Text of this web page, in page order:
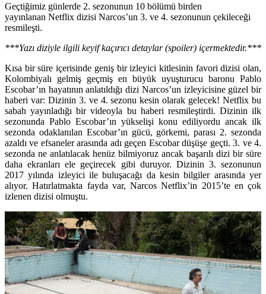
Geçtiğimiz günlerde 2. sezonunun 10 bölümü birden
yayınlanan Netflix dizisi Narcos’un 3. ve 4. sezonunun çekileceği
resmileşti.
***Yazı diziyle ilgili keyif kaçırıcı detaylar (spoiler) içermektedir.***
Kısa bir süre içerisinde geniş bir izleyici kitlesinin favori dizisi olan,
Kolombiyalı gelmiş geçmiş en büyük uyuşturucu baronu Pablo
Escobar’ın hayatının anlatıldığı dizi Narcos’un izleyicisine güzel bir
haberi var: Dizinin 3. ve 4. sezonu kesin olarak gelecek! Netflix bu
sabah yayınladığı bir videoyla bu haberi resmileştirdi. Dizinin ilk
sezonunda Pablo Escobar’ın yükselişi konu ediliyordu ancak ilk
sezonda odaklanılan Escobar’ın gücü, görkemi, parası 2. sezonda
azaldı ve efsaneler arasında adı geçen Escobar düşüşe geçti. 3. ve 4.
sezonda ne anlatılacak henüz bilmiyoruz ancak başarılı dizi bir süre
daha ekranları ele geçirecek gibi duruyor. Dizinin 3. sezonunun
2017 yılında izleyici ile buluşacağı da kesin bilgiler arasında yer
alıyor. Hatırlatmakta fayda var, Narcos Netflix’in 2015’te en çok
izlenen dizisi olmuştu.